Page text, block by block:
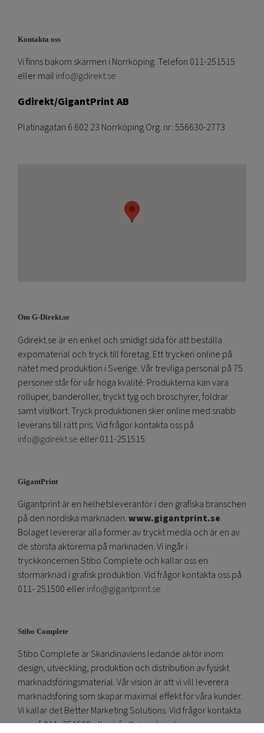
Kontakta oss
Vi finns bakom skärmen i Norrköping. Telefon 011-251515
eller mail info@gdirekt.se
Gdirekt/GigantPrint AB
Platinagatan 6 602 23 Norrköping Org. nr: 556630-2773
Om G-Direkt.se
Gdirekt.se är en enkel och smidigt sida för att beställa
expomaterial och tryck till företag. Ett tryckeri online på
nätet med produktion i Sverige. Vår trevliga personal på 75
personer står för vår höga kvalité. Produkterna kan vara
rolluper, banderoller, tryckt tyg och broschyrer, foldrar
samt visitkort. Tryck produktionen sker online med snabb
leverans till rätt pris. Vid frågor kontakta oss på
info@gdirekt.se eller 011-251515
GigantPrint
Gigantprint är en helhetsleverantör i den grafiska branschen
på den nordiska marknaden.www.gigantprint.se.
Bolaget levererar alla former av tryckt media och är en av
de största aktörerna på marknaden. Vi ingår i
tryckkoncernen Stibo Complete och kallar oss en
stormarknad i grafisk produktion. Vid frågor kontakta oss på
011- 251500 ellerinfo@gigantprint.se
Stibo Complete
Stibo Complete är Skandinaviens ledande aktör inom
design, utveckling, produktion och distribution av fysiskt
marknadsföringsmaterial. Vår vision är att vi vill leverera
marknadsföring som skapar maximal effekt för våra kunder.
Vi kallar det Better Marketing Solutions. Vid frågor kontakta
oss på 011- 251500 ellerinfo@gigantprint.se